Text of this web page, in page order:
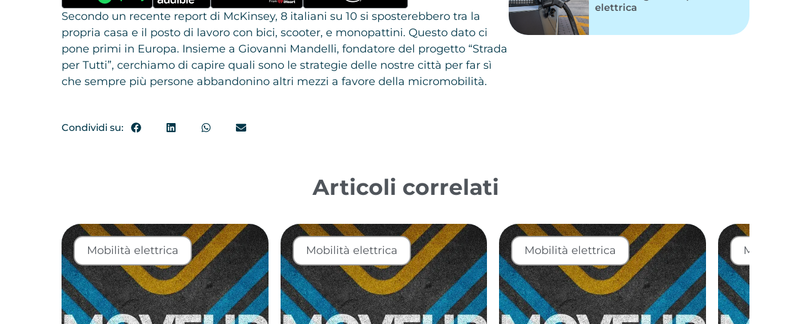
Secondo un recente report di McKinsey, 8 italiani su 10 si sposterebbero tra la
propria casa e il posto di lavoro con bici, scooter, e monopattini. Questo dato ci
pone primi in Europa. Insieme a Giovanni Mandelli, fondatore del progetto “Strada
per Tutti”, cerchiamo di capire quali sono le strategie delle nostre città per far sì
che sempre più persone abbandonino altri mezzi a favore della micromobilità.
elettrica
Condividi su:
Articoli correlati
Mobilità elettrica Mobilità elettrica Mobilità elettrica Mobilità